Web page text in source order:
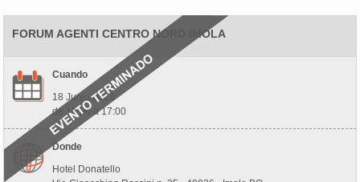
FORUM AGENTI CENTRO NORD IMOLA
Cuando
18 Junio 2026
de 10:00 a 17:00
Donde
Hotel Donatello